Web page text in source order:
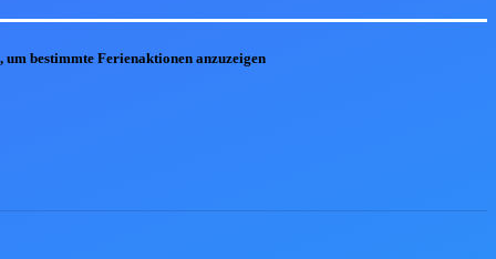
um bestimmte Ferienaktionen anzuzeigen